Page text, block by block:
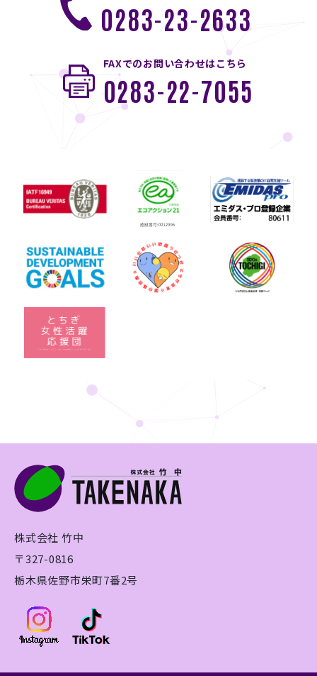
0283-23-2633
FAXでのお問い合わせはこちら
0283-22-7055
株式会社 竹中
〒327-0816
栃木県佐野市栄町7番2号